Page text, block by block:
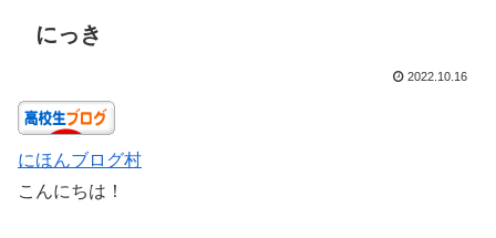
にっき
2022.10.16
にほんブログ村
こんにちは！